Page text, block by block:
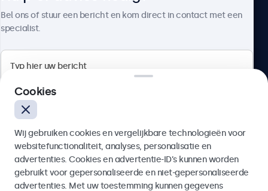
4.8/5 door 5000+ bedrijven
Nederlands
Bel ons of stuur een bericht en kom direct in contact met een
specialist.
Verzenden
Cookies
Wij gebruiken cookies en vergelijkbare technologieën voor
websitefunctionaliteit, analyses, personalisatie en
advertenties. Cookies en advertentie-ID’s kunnen worden
gebruikt voor gepersonaliseerde en niet-gepersonaliseerde
advertenties. Met uw toestemming kunnen gegevens